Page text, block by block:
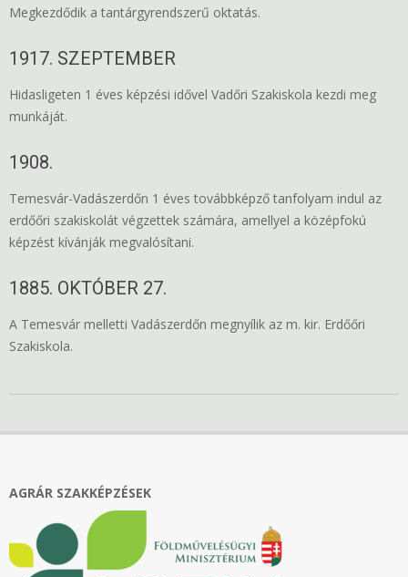
Megkezdődik a tantárgyrendszerű oktatás.
1917. SZEPTEMBER
Hidasligeten 1 éves képzési idővel Vadőri Szakiskola kezdi meg
munkáját.
1908.
Temesvár-Vadászerdőn 1 éves továbbképző tanfolyam indul az
erdőőri szakiskolát végzettek számára, amellyel a középfokú
képzést kívánják megvalósítani.
1885. OKTÓBER 27.
A Temesvár melletti Vadászerdőn megnyílik az m. kir. Erdőőri
Szakiskola.
AGRÁR SZAKKÉPZÉSEK